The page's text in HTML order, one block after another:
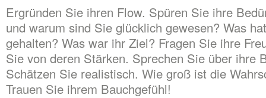
Ergründen Sie ihren Flow. Spüren Sie ihre
und warum sind Sie glücklich gewesen? Was
gehalten? Was war ihr Ziel? Fragen Sie ihre
Sie von deren Stärken. Sprechen Sie über ihre
Schätzen Sie realistisch. Wie groß ist die
Trauen Sie ihrem Bauchgefühl!